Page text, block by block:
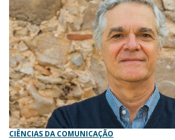
CIÊNCIAS DA COMUNICAÇÃO